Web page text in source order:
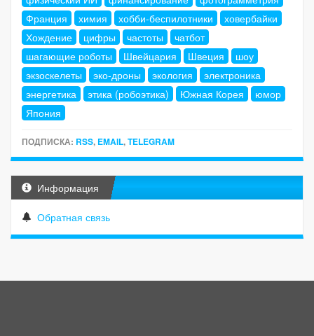
Франция
химия хобби-беспилотники
ховербайки
Хождение
цифры частоты
чатбот
шагающие роботы
Швейцария Швеция
шоу
экзоскелеты
эко-дроны экология
электроника
энергетика
этика (робоэтика) Южная Корея
юмор
Япония
ПОДПИСКА: RSS, EMAIL,TELEGRAM
Информация
Обратная связь